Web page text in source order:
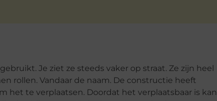
Je ziet ze steeds vaker op straat. Ze zijn heel
rollen. Vandaar de naam. De constructie heeft
het te verplaatsen. Doordat het verplaatsbaar is kan